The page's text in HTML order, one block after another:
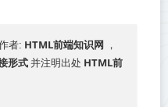
者: HTML前端知识网 ，
形式 并注明出处 HTML前